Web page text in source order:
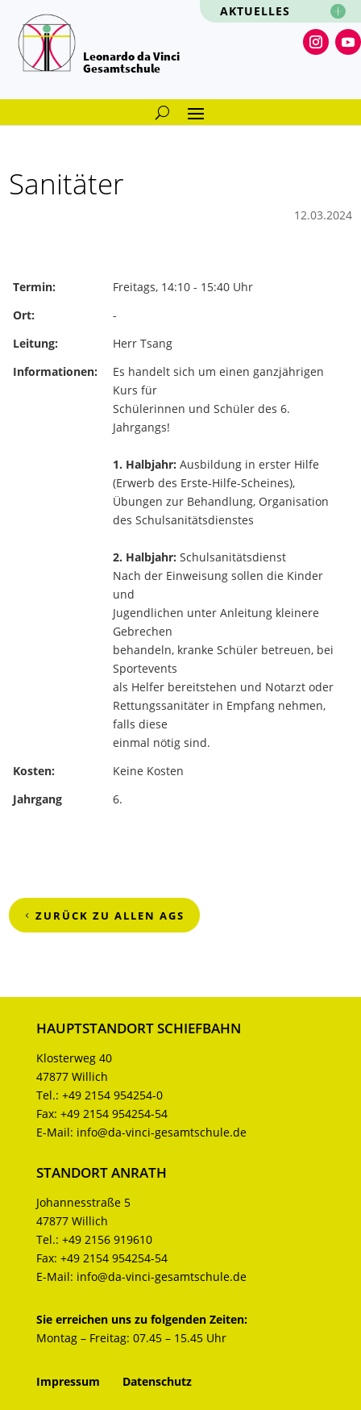
AKTUELLES
Leonardo da Vinci
Gesamtschule
Sanitäter
12.03.2024
Termin:
Freitags, 14:10 - 15:40 Uhr
Ort:
-
Leitung:
Herr Tsang
Informationen:
Es handelt sich um einen ganzjährigen
Kurs für
Schülerinnen und Schüler des 6.
Jahrgangs!
1. Halbjahr:Ausbildung in erster Hilfe
(Erwerb des Erste-Hilfe-Scheines),
Übungen zur Behandlung, Organisation
des Schulsanitätsdienstes
2. Halbjahr:Schulsanitätsdienst
Nach der Einweisung sollen die Kinder
und
Jugendlichen unter Anleitung kleinere
Gebrechen
behandeln, kranke Schüler betreuen, bei
Sportevents
als Helfer bereitstehen und Notarzt oder
Rettungssanitäter in Empfang nehmen,
falls diese
einmal nötig sind.
Kosten:
Keine Kosten
Jahrgang
6.
ZURÜCK ZU ALLEN AGS
HAUPTSTANDORT SCHIEFBAHN
Klosterweg 40
47877 Willich
Tel.: +49 2154 954254-0
Fax: +49 2154 954254-54
E-Mail: info@da-vinci-gesamtschule.de
STANDORT ANRATH
Johannesstraße 5
47877 Willich
Tel.: +49 2156 919610
Fax: +49 2154 954254-54
E-Mail: info@da-vinci-gesamtschule.de
Sie erreichen uns zu folgenden Zeiten:
Montag – Freitag: 07.45 – 15.45 Uhr
Impressum Datenschutz